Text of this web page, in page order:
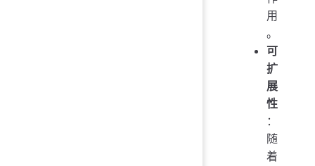
用
。
可
扩
展
性
：
随
着